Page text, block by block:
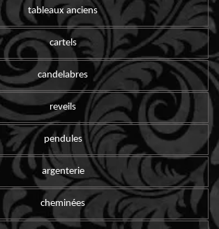
tableaux anciens
cartels
candelabres
reveils
pendules
argenterie
cheminées